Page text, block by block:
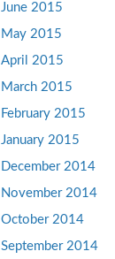
June 2015
May 2015
April 2015
March 2015
February 2015
January 2015
December 2014
November 2014
October 2014
September 2014